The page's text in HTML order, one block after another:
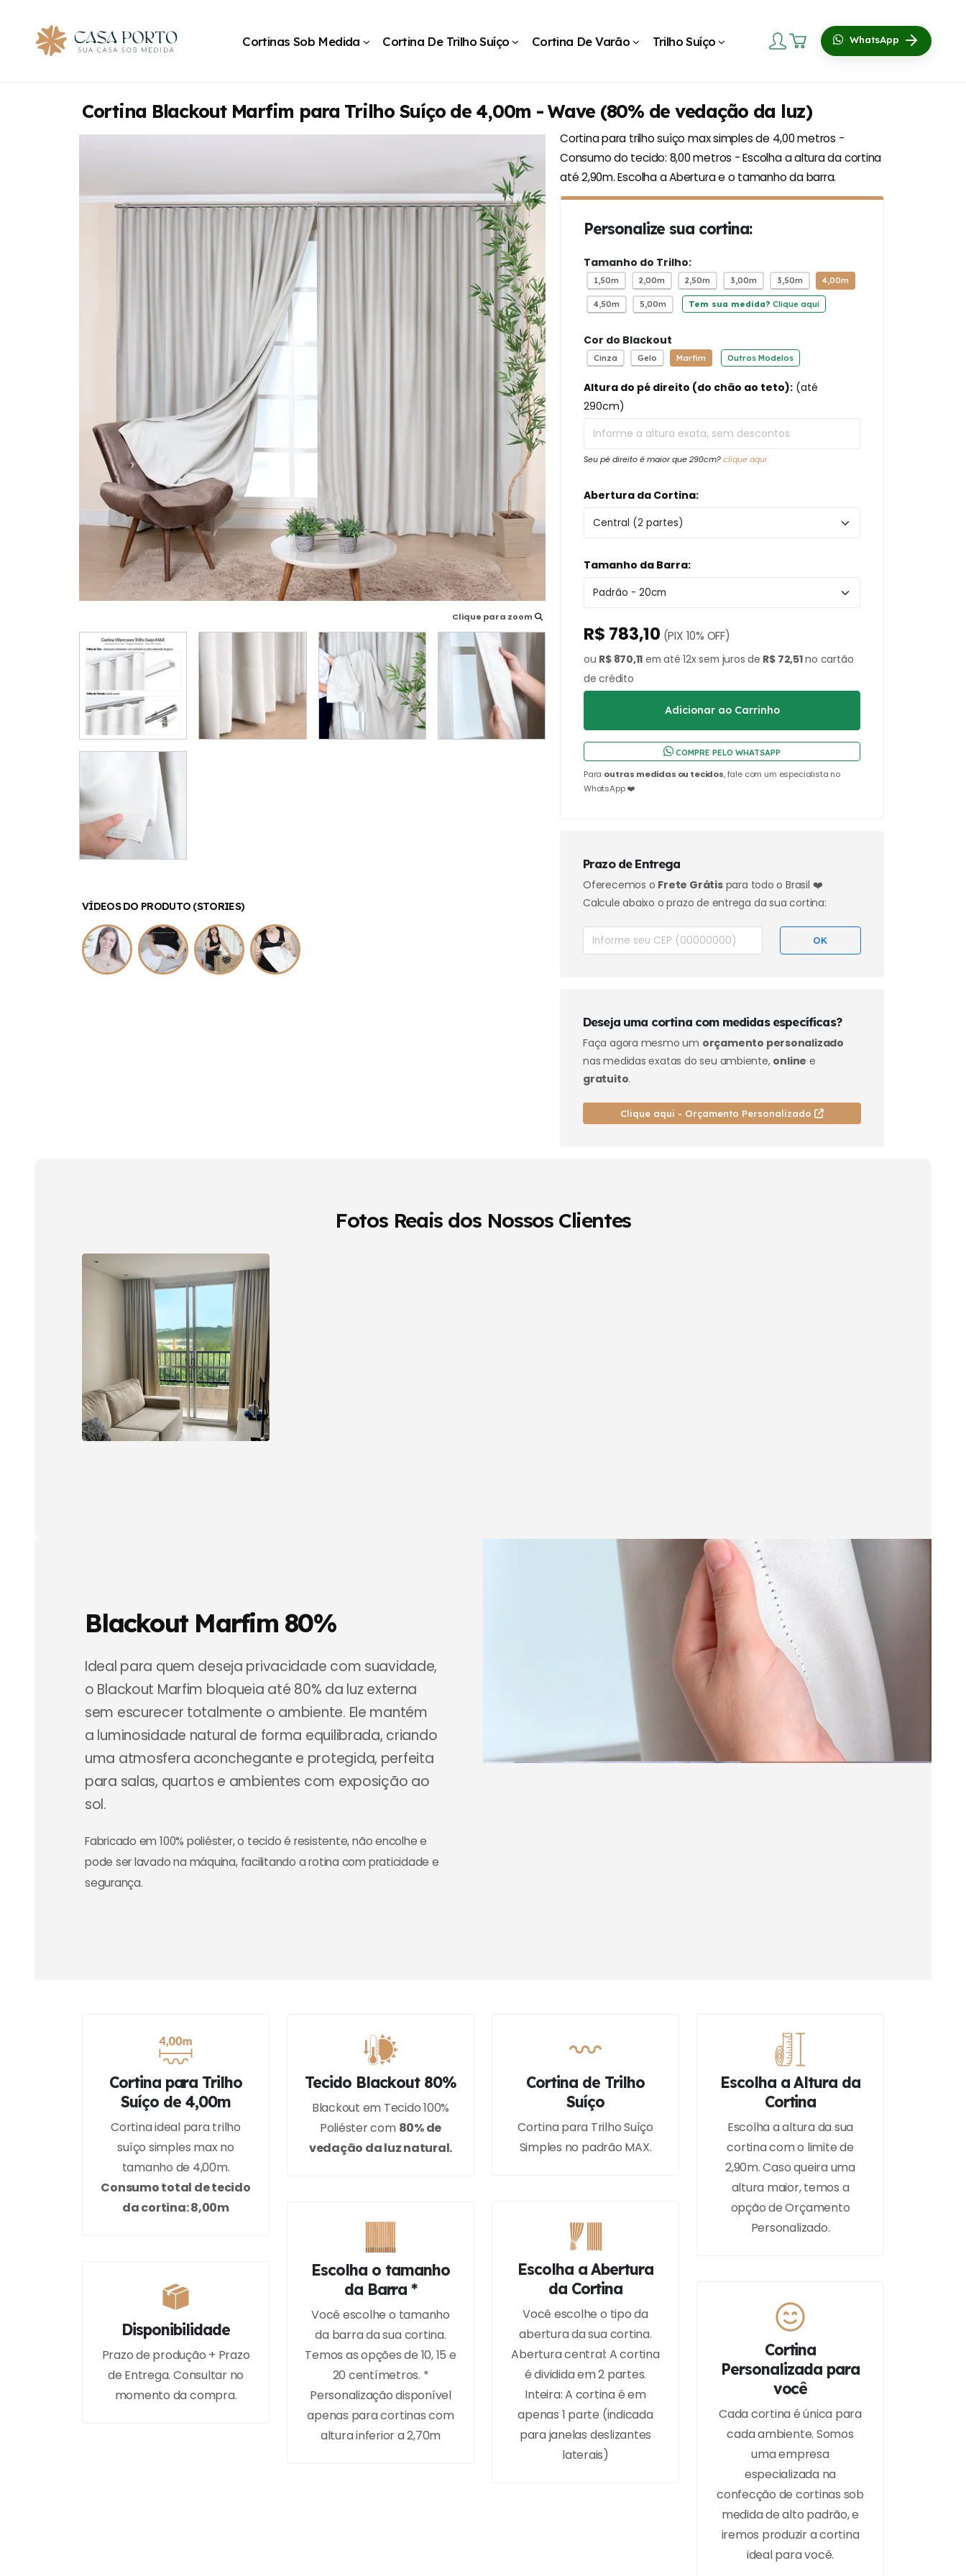
Cortinas Sob Medida Cortina De Trilho Suíço Cortina De Varão Trilho Suíço WhatsApp
Cortina Blackout Marfim para Trilho Suíço de 4,00m - Wave (80% de vedação da luz)
Clique para zoom
VÍDEOS DO PRODUTO (STORIES)
Cortina para trilho suíço max simples de 4,00 metros -
Consumo do tecido: 8,00 metros - Escolha a altura da cortina
até 2,90m. Escolha a Abertura e o tamanho da barra.
Personalize sua cortina:
Tamanho do Trilho:
1,50m 2,00m 2,50m 3,00m 3,50m 4,00m
4,50m 5,00m Tem sua medida? Clique aqui
Cor do Blackout
Cinza Gelo Marfim Outros Modelos
Altura do pé direito (do chão ao teto): (até
290cm)
Seu pé direito é maior que 290cm?clique aqui
Abertura da Cortina:
Tamanho da Barra:
R$ 783,10 (PIX 10% OFF)
ou R$ 870,11 em até 12x sem juros de R$ 72,51no cartão
de crédito
COMPRE PELO WHATSAPP
Para outras medidas ou tecidos, fale com um especialista no
WhatsApp ❤️
Prazo de Entrega
Oferecemos o Frete Grátispara todo o Brasil ❤️
Calcule abaixo o prazo de entrega da sua cortina:
Deseja uma cortina com medidas específicas?
Faça agora mesmo um orçamento personalizado
nas medidas exatas do seu ambiente, online e
gratuito.
Clique aqui - Orçamento Personalizado
Fotos Reais dos Nossos Clientes
Blackout Marfim 80%
Ideal para quem deseja privacidade com suavidade,
o Blackout Marfim bloqueia até 80% da luz externa
sem escurecer totalmente o ambiente. Ele mantém
a luminosidade natural de forma equilibrada, criando
uma atmosfera aconchegante e protegida, perfeita
para salas, quartos e ambientes com exposição ao
sol.
Fabricado em 100% poliéster, o tecido é resistente, não encolhe e
pode ser lavado na máquina, facilitando a rotina com praticidade e
segurança.
Cortina para Trilho
Suíço de 4,00m
Cortina ideal para trilho
suíço simples max no
tamanho de 4,00m.
Consumo total de tecido
da cortina: 8,00m
Tecido Blackout 80%
Blackout em Tecido 100%
Poliéster com 80% de
vedação da luz natural.
Cortina de Trilho
Suíço
Cortina para Trilho Suíço
Simples no padrão MAX.
Escolha a Altura da
Cortina
Escolha a altura da sua
cortina com o limite de
2,90m. Caso queira uma
altura maior, temos a
opção de Orçamento
Personalizado.
Escolha a Abertura
da Cortina
Você escolhe o tipo da
abertura da sua cortina.
Abertura central: A cortina
é dividida em 2 partes.
Inteira: A cortina é em
apenas 1 parte (indicada
para janelas deslizantes
laterais)
Escolha o tamanho
da Barra *
Você escolhe o tamanho
da barra da sua cortina.
Temos as opções de 10, 15 e
20 centímetros. *
Personalização disponível
apenas para cortinas com
altura inferior a 2,70m
Disponibilidade
Prazo de produção + Prazo
de Entrega. Consultar no
momento da compra.
Cortina
Personalizada para
você
Cada cortina é única para
cada ambiente. Somos
uma empresa
especializada na
confecção de cortinas sob
medida de alto padrão, e
iremos produzir a cortina
ideal para você.